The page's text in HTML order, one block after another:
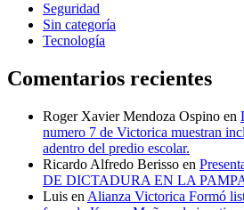
Seguridad
Sin categoría
Tecnología
Comentarios recientes
Roger Xavier Mendoza Ospino en
numero 7 de Victorica muestran
adentro del predio escolar.
Ricardo Alfredo Berisso en
DE DICTADURA EN LA
Luis en Alianza Victorica Formó